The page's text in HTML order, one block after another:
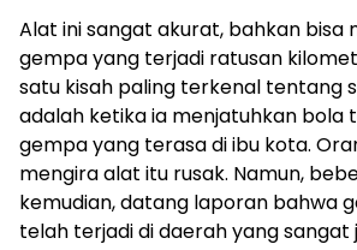
Alat ini sangat akurat, bahkan bisa
gempa yang terjadi ratusan
satu kisah paling terkenal tentang
adalah ketika ia menjatuhkan bola
gempa yang terasa di ibu kota.
mengira alat itu rusak. Namun,
kemudian, datang laporan bahwa
telah terjadi di daerah yang sangat